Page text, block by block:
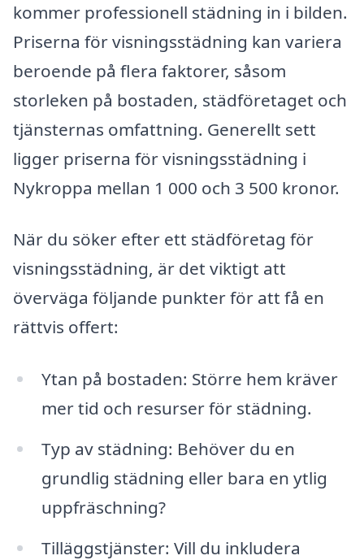
kommer professionell städning in i bilden.
Priserna för visningsstädning kan variera
beroende på flera faktorer, såsom
storleken på bostaden, städföretaget och
tjänsternas omfattning. Generellt sett
ligger priserna för visningsstädning i
Nykroppa mellan 1 000 och 3 500 kronor.
När du söker efter ett städföretag för
visningsstädning, är det viktigt att
överväga följande punkter för att få en
rättvis offert:
Ytan på bostaden: Större hem kräver
mer tid och resurser för städning.
Typ av städning: Behöver du en
grundlig städning eller bara en ytlig
uppfräschning?
Tilläggstjänster: Vill du inkludera